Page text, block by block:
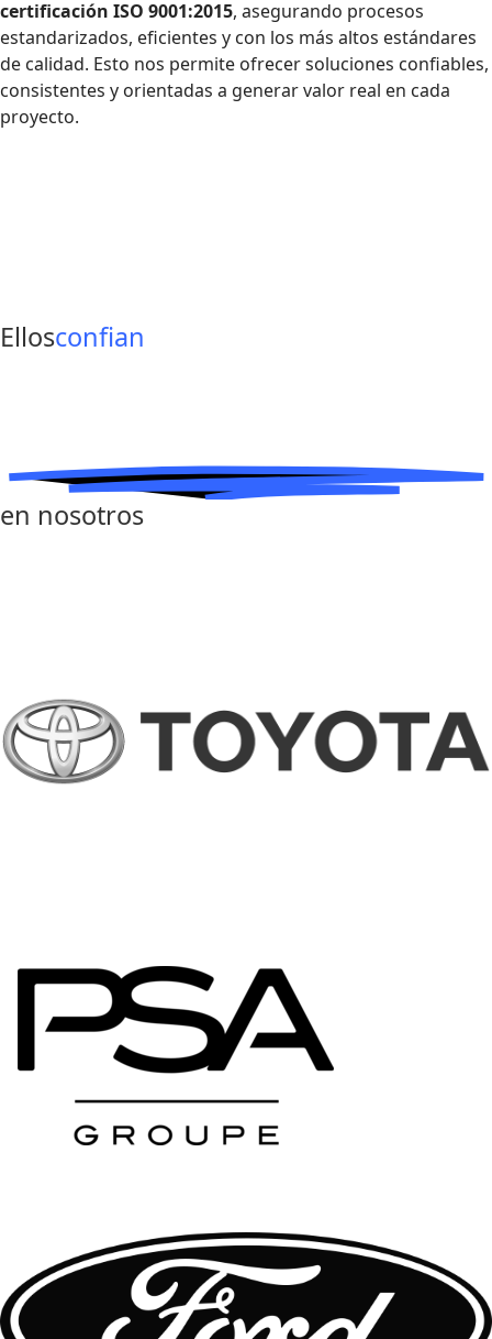
certificación ISO 9001:2015, asegurando procesos
estandarizados, eficientes y con los más altos estándares
de calidad. Esto nos permite ofrecer soluciones confiables,
consistentes y orientadas a generar valor real en cada
proyecto.
Ellosconfian
en nosotros